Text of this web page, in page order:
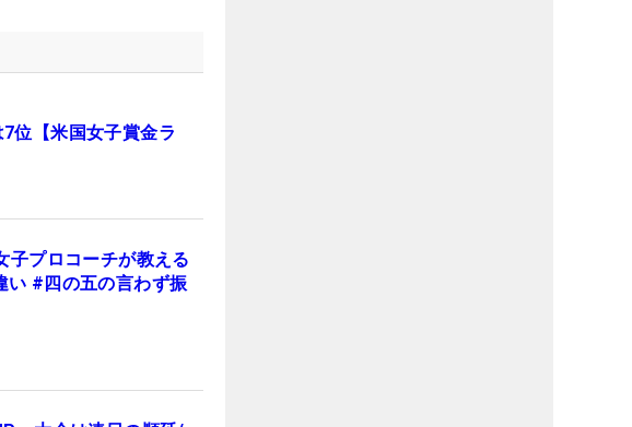
位【米国女子賞金ラ
子プロコーチが教える
い #四の五の言わず振